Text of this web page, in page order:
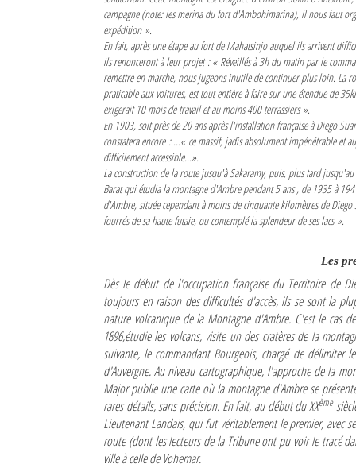
Connexion
Identifiant oublié ?
Mot de passe oublié ?
campagne (note: les merina du fort d'Ambohimarina), il nous faut
expédition ».
En fait, après une étape au fort de Mahatsinjo auquel ils arrivent
ils renonceront à leur projet :« Réveillés à 3h du matin par le
remettre en marche, nous jugeons inutile de continuer plus loin. La
praticable aux voitures, est tout entière à faire sur une étendue de
exigerait 10 mois de travail et au moins 400 terrassiers ».
En 1903, soit près de 20 ans après l'installation française à Diego
constatera encore : ...« ce massif, jadis absolument impénétrable et
difficilement accessible...».
La construction de la route jusqu'à Sakaramy, puis, plus tard
Barat qui étudia la montagne d'Ambre pendant 5 ans , de 1935 à
d'Ambre, située cependant à moins de cinquante kilomètres de
fourrés de sa haute futaie, ou contemplé la splendeur de ses lacs ».
Les
Dès le début de l'occupation française du Territoire de
toujours en raison des difficultés d'accès, ils se sont la
nature volcanique de la Montagne d'Ambre. C'est le cas
1896,étudie les volcans, visite un des cratères de la
suivante, le commandant Bourgeois, chargé de délimiter
d'Auvergne. Au niveau cartographique, l'approche de la
Major publie une carte où la montagne d'Ambre se
rares détails, sans précision. En fait, au début du XXème
Lieutenant Landais, qui fut véritablement le premier, avec
route (dont les lecteurs de la Tribune ont pu voir le tracé
ville à celle de Vohemar.